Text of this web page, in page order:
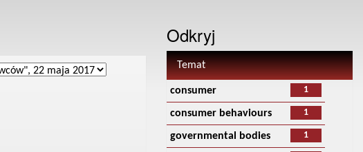
Odkryj
Temat
1
consumer
1
consumer behaviours
1
governmental bodies